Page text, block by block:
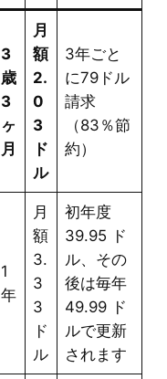
3
歳
3
ヶ
月
月
額
2.
0
3
ド
ル
3年ごと
に79ドル
請求
（83％節
約）
1
年
月
額
3.
3
3
ド
ル
初年度
39.95 ド
ル、その
後は毎年
49.99 ド
ルで更新
されます